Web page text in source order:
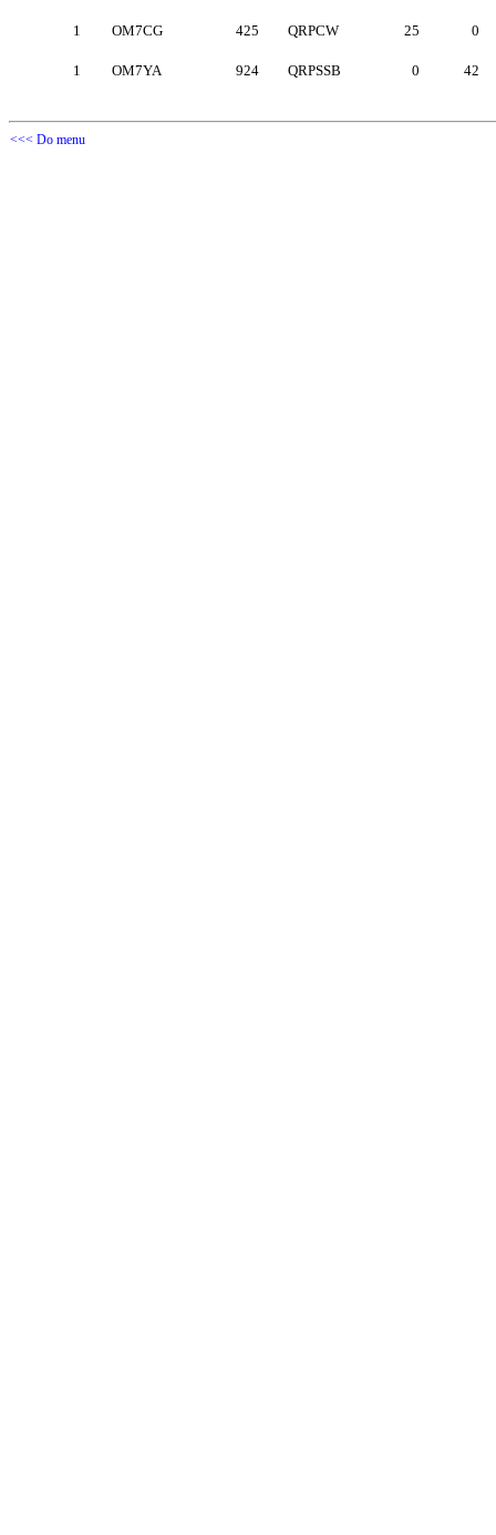
1 OM7CG 425 QRPCW 25 0
1 OM7YA 924 QRPSSB 0 42
<<< Do menu